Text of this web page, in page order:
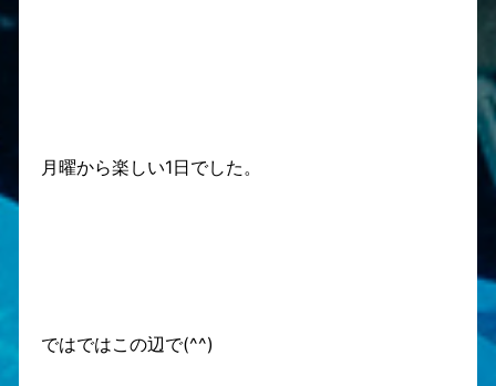
月曜から楽しい1日でした。
ではではこの辺で(^^)